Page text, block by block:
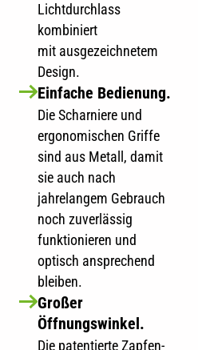
Lichtdurchlass
kombiniert
mit ausgezeichnetem
Design.
Einfache Bedienung.
Die Scharniere und
ergonomischen Griffe
sind aus Metall, damit
sie auch nach
jahrelangem Gebrauch
noch zuverlässig
funktionieren und
optisch ansprechend
bleiben.
Großer
Öffnungswinkel.
Die patentierte Zapfen-